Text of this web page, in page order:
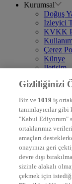
Kurumsal
Doğuş
İzleyici
KVKK
Çerez
Künye
İletişim
DYG
STAR
EURO
KRAL
DYG Radyolar
NTV
KRAL
KRAL
EKSEN
Gizliliğinizi
Biz ve 1019 iş
tanımlayıcılar
"Kabul Ediyorum"
ortaklarımız
amaçları
onayınızı geri
devre dışı
sizinle alakalı
çekmek için